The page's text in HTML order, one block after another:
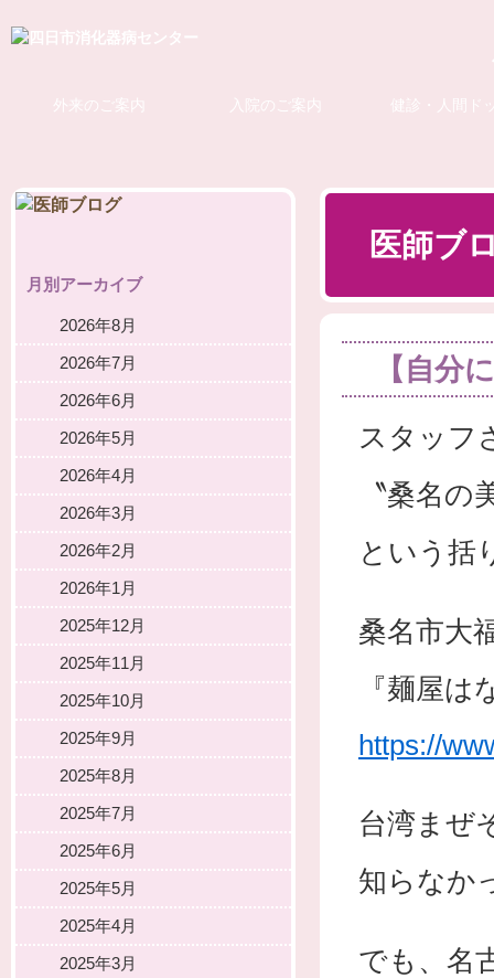
外来のご案内 入院のご案内 健診・人間ド
医師ブ
【自分
スタッフ
〝桑名
という括
桑名市大
『麺屋は
https://
台湾まぜ
知らなか
でも、名
月別アーカイブ
2026年8月
2026年7月
2026年6月
2026年5月
2026年4月
2026年3月
2026年2月
2026年1月
2025年12月
2025年11月
2025年10月
2025年9月
2025年8月
2025年7月
2025年6月
2025年5月
2025年4月
2025年3月